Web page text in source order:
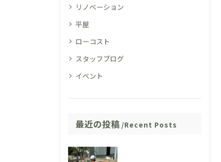
リノベーション
平屋
ローコスト
スタッフブログ
イベント
最近の投稿 Recent Posts